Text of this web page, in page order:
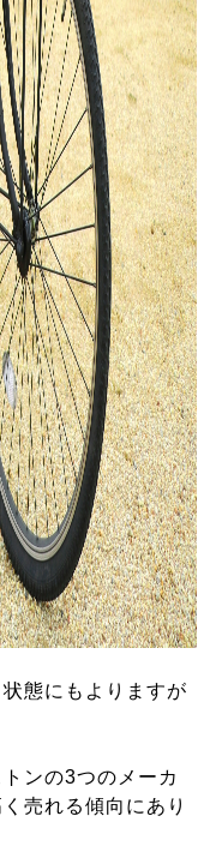
態にもよりますが
ンの3つのメーカ
売れる傾向にあり